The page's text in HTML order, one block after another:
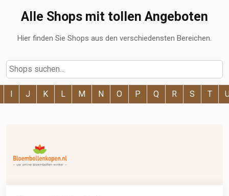
Alle Shops mit tollen Angeboten
Hier finden Sie Shops aus den verschiedensten Bereichen.
I J K L M N O P Q R S T